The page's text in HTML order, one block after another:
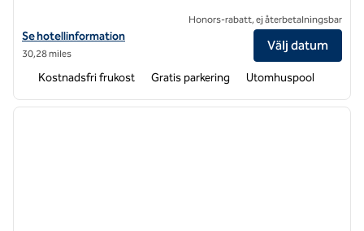
Visa hotelldetaljer för Hampton Inn & Suites Burlington
Se hotellinformation
30,28 miles
Honors-rabatt, ej återbetalningsbar
Välj datum
Kostnadsfri frukost Gratis parkering Utomhuspool
1 av 12
nästa